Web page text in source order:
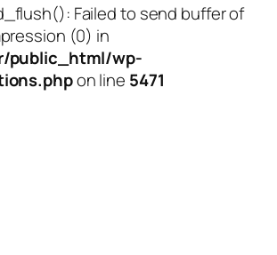
Failed to send buffer of
(0) in
public_html/wp-
on line 5471